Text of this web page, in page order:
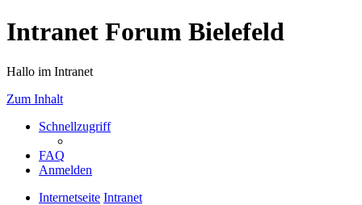
Intranet Forum Bielefeld
Hallo im Intranet
Zum Inhalt
Schnellzugriff
FAQ
Anmelden
Internetseite Intranet